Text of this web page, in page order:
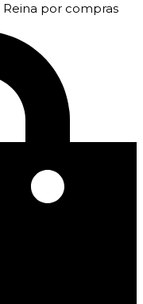
por compras